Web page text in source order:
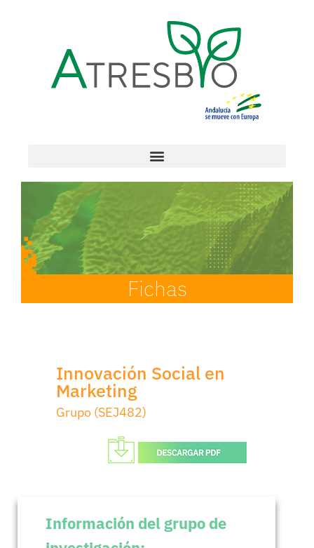
Fichas
Innovación Social en
Marketing
Grupo (SEJ482)
Información del grupo de